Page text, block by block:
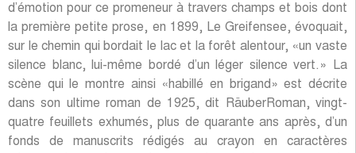
d’émotion pour ce promeneur à travers champs et bois dont
la première petite prose, en 1899, Le Greifensee, évoquait,
sur le chemin qui bordait le lac et la forêt alentour, «un vaste
silence blanc, lui-même bordé d’un léger silence vert.» La
scène qui le montre ainsi «habillé en brigand» est décrite
dans son ultime roman de 1925, dit RäuberRoman, vingt-
quatre feuillets exhumés, plus de quarante ans après, d’un
fonds de manuscrits rédigés au crayon en caractères